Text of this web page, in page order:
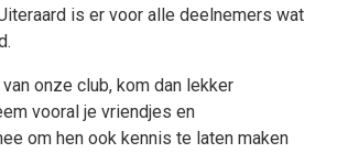
is er voor alle deelnemers wat
onze club, kom dan lekker
vooral je vriendjes en
om hen ook kennis te laten maken